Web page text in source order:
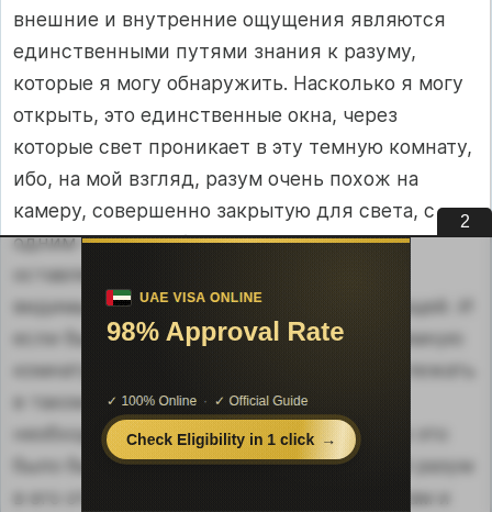
внешние и внутренние ощущения являются
единственными путями знания к разуму,
которые я могу обнаружить. Насколько я могу
открыть, это единственные окна, через
которые свет проникает в эту темную комнату,
ибо, на мой взгляд, разум очень похож на
камеру, совершенно закрытую для света, с
одним только небольшим отверстием,
оставленным для того, чтобы впускать
видимые подобия или идеи, внешних вещей. И
если бы только проникающие в такую темную
комнату образы могли оставаться там и лежать
в таком порядке, чтобы в случае
необходимости их можно было найти, то это
было бы очень похожее на человеческий разум
в его отношении по всем зримым объектам и
1